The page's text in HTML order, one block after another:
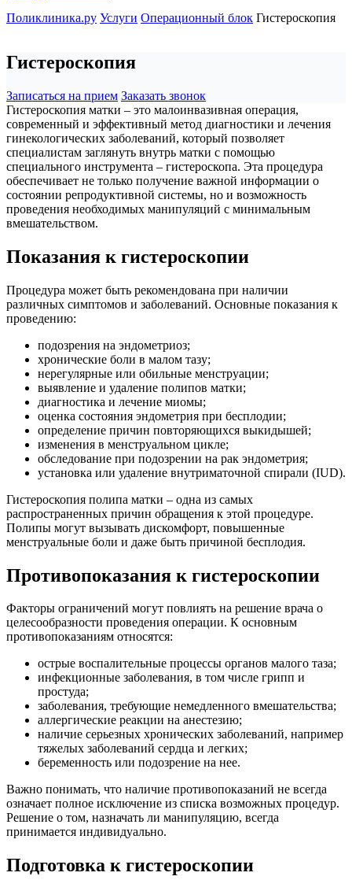
Поликлиника.ру Услуги Операционный блок Гистероскопия
Гистероскопия
Записаться на прием Заказать звонок
Гистероскопия матки – это малоинвазивная операция,
современный и эффективный метод диагностики и лечения
гинекологических заболеваний, который позволяет
специалистам заглянуть внутрь матки с помощью
специального инструмента – гистероскопа. Эта процедура
обеспечивает не только получение важной информации о
состоянии репродуктивной системы, но и возможность
проведения необходимых манипуляций с минимальным
вмешательством.
Показания к гистероскопии
Процедура может быть рекомендована при наличии
различных симптомов и заболеваний. Основные показания к
проведению:
подозрения на эндометриоз;
хронические боли в малом тазу;
нерегулярные или обильные менструации;
выявление и удаление полипов матки;
диагностика и лечение миомы;
оценка состояния эндометрия при бесплодии;
определение причин повторяющихся выкидышей;
изменения в менструальном цикле;
обследование при подозрении на рак эндометрия;
установка или удаление внутриматочной спирали (IUD).
Гистероскопия полипа матки – одна из самых
распространенных причин обращения к этой процедуре.
Полипы могут вызывать дискомфорт, повышенные
менструальные боли и даже быть причиной бесплодия.
Противопоказания к гистероскопии
Факторы ограничений могут повлиять на решение врача о
целесообразности проведения операции. К основным
противопоказаниям относятся:
острые воспалительные процессы органов малого таза;
инфекционные заболевания, в том числе грипп и
простуда;
заболевания, требующие немедленного вмешательства;
аллергические реакции на анестезию;
наличие серьезных хронических заболеваний, например
тяжелых заболеваний сердца и легких;
беременность или подозрение на нее.
Важно понимать, что наличие противопоказаний не всегда
означает полное исключение из списка возможных процедур.
Решение о том, назначать ли манипуляцию, всегда
принимается индивидуально.
Подготовка к гистероскопии